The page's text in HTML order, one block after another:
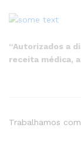
“Autorizados a
receita médica,
Trabalhamos